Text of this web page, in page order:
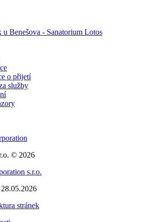
u Benešova - Sanatorium Lotos
o přijetí
služby
© 2026
s.r.o.
stránek